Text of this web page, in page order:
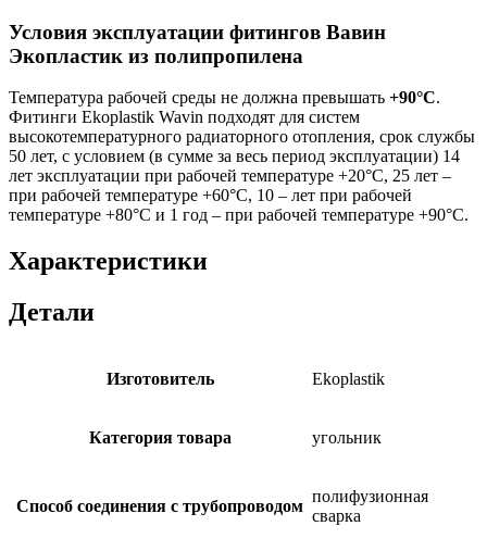
Условия эксплуатации фитингов Вавин
Экопластик из полипропилена
Температура рабочей среды не должна превышать +90°C.
Фитинги Ekoplastik Wavin подходят для систем
высокотемпературного радиаторного отопления, срок службы
50 лет, с условием (в сумме за весь период эксплуатации) 14
лет эксплуатации при рабочей температуре +20°С, 25 лет –
при рабочей температуре +60°С, 10 – лет при рабочей
температуре +80°С и 1 год – при рабочей температуре +90°С.
Характеристики
Детали
Изготовитель Ekoplastik
Категория товара угольник
Способ соединения с трубопроводом
полифузионная
сварка